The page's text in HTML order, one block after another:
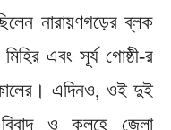
নারায়ণগড়ের ব্লক
এবং সূর্য গোষ্ঠী-র
এদিনও, ওই দুই
বিবাদ ও কলহে জেলা